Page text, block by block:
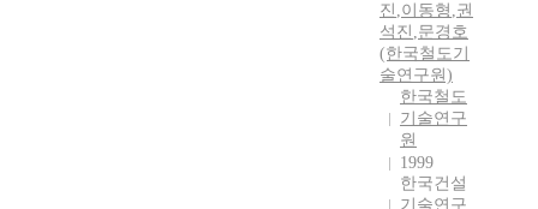
진 ,이동형 ,권
석진 ,문경호
(한국철도기
술연구원)
한국철도
기술연구
원
1999
한국건설
기술연구